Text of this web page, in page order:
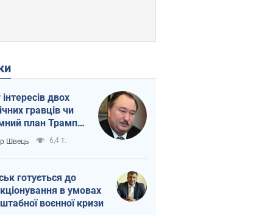
інтересів двох
гравців чи
план Трампа
Швець 6,4 т.
готується до
в умовах
воєнної кризи